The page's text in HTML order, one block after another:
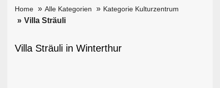
Home Alle Kategorien Kategorie Kulturzentrum
Villa Sträuli
Villa Sträuli in Winterthur